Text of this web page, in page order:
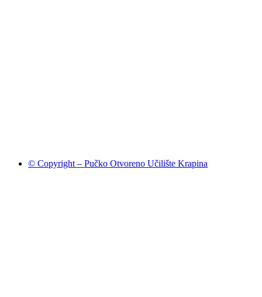
© Copyright – Pučko Otvoreno Učilište Krapina